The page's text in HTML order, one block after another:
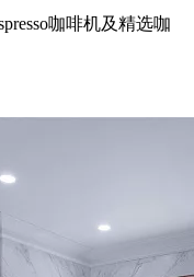
咖啡机及精选咖